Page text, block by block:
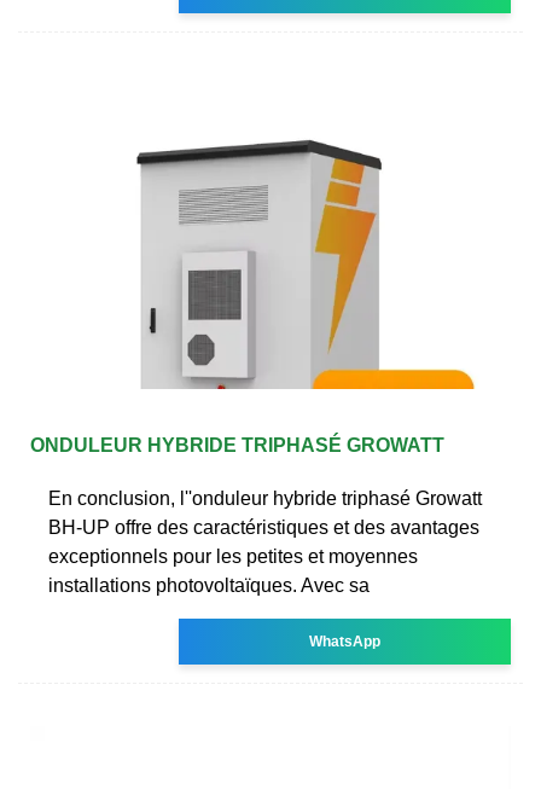
ONDULEUR HYBRIDE TRIPHASÉ GROWATT
En conclusion, l''onduleur hybride triphasé Growatt
BH-UP offre des caractéristiques et des avantages
exceptionnels pour les petites et moyennes
installations photovoltaïques. Avec sa
WhatsApp